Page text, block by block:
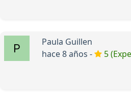
Paula Guillen
hace 8 años -
5